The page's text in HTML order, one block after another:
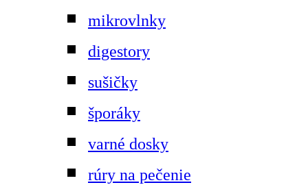
mikrovlnky
digestory
sušičky
šporáky
varné dosky
rúry na pečenie